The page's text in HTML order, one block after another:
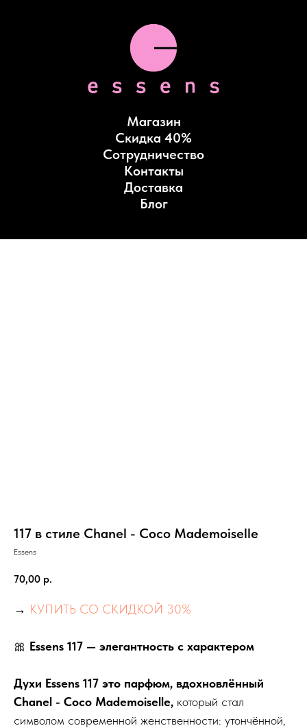
Магазин
Скидка 40%
Сотрудничество
Контакты
Доставка
Блог
117 в стиле Chanel - Coco Mademoiselle
Essens
70,00 р.
→ КУПИТЬ СО СКИДКОЙ 30%
🎀 Essens 117 — элегантность с характером
Духи Essens 117 это парфюм, вдохновлённый
Chanel - Coco Mademoiselle, который стал
символом современной женственности: утончённой,